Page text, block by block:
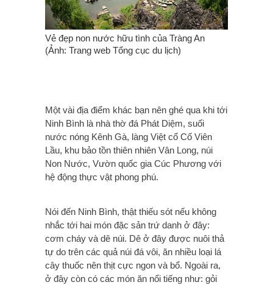
Vẻ đẹp non nước hữu tình của Tràng An
(Ảnh: Trang web Tổng cục du lịch)
Một vài địa điểm khác bạn nên ghé qua khi tới
Ninh Bình là nhà thờ đá Phát Diệm, suối
nước nóng Kênh Gà, làng Việt cổ Cố Viên
Lầu, khu bảo tồn thiên nhiên Vân Long, núi
Non Nước, Vườn quốc gia Cúc Phương với
hệ động thực vật phong phú.
Nói đến Ninh Bình, thật thiếu sót nếu không
nhắc tới hai món đặc sản trứ danh ở đây:
cơm cháy và dê núi. Dê ở đây được nuôi thả
tự do trên các quả núi đá vôi, ăn nhiều loại lá
cây thuốc nên thịt cực ngon và bổ. Ngoài ra,
ở đây còn có các món ăn nổi tiếng như: gỏi